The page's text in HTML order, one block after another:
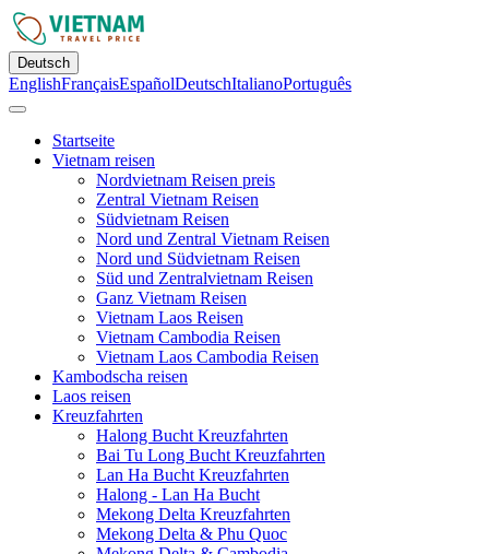
Deutsch
EnglishFrançaisEspañolDeutschItalianoPortuguês
Startseite
Vietnam reisen
Nordvietnam Reisen preis
Zentral Vietnam Reisen
Südvietnam Reisen
Nord und Zentral Vietnam Reisen
Nord und Südvietnam Reisen
Süd und Zentralvietnam Reisen
Ganz Vietnam Reisen
Vietnam Laos Reisen
Vietnam Cambodia Reisen
Vietnam Laos Cambodia Reisen
Kambodscha reisen
Laos reisen
Kreuzfahrten
Halong Bucht Kreuzfahrten
Bai Tu Long Bucht Kreuzfahrten
Lan Ha Bucht Kreuzfahrten
Halong - Lan Ha Bucht
Mekong Delta Kreuzfahrten
Mekong Delta & Phu Quoc